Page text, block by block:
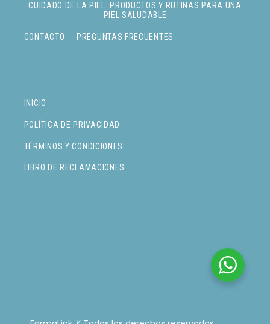
INICIO
POLÍTICA DE PRIVACIDAD
TÉRMINOS Y CONDICIONES
LIBRO DE RECLAMACIONES
CUIDADO DE LA PIEL: PRODUCTOS Y RUTINAS PARA UNA
PIEL SALUDABLE
CONTACTO PREGUNTAS FRECUENTES